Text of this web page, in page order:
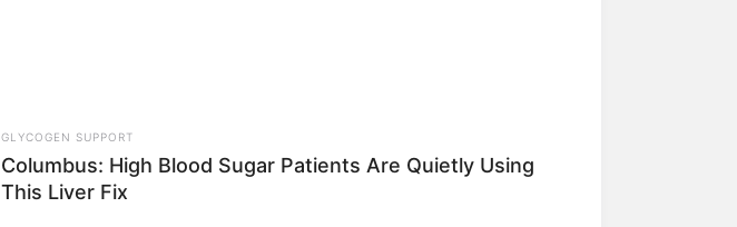
GLYCOGEN SUPPORT
Columbus: High Blood Sugar Patients Are Quietly Using
This Liver Fix